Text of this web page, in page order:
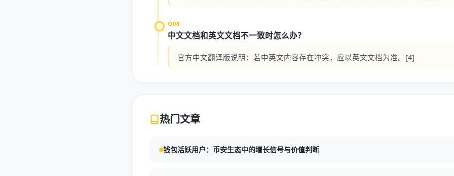
Q08
中文文档和英文文档不一致时怎么办？
官方中文翻译版说明：若中英文内容存在冲突，应以英文文档为准。[4]
热门文章
钱包活跃用户：币安生态中的增长信号与价值判断